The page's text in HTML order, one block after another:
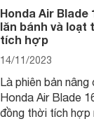
Honda Air Blade
lăn bánh và
tích hợp
14/11/2023
Là phiên bản nâng
Honda Air Blade
đồng thời tích hợp